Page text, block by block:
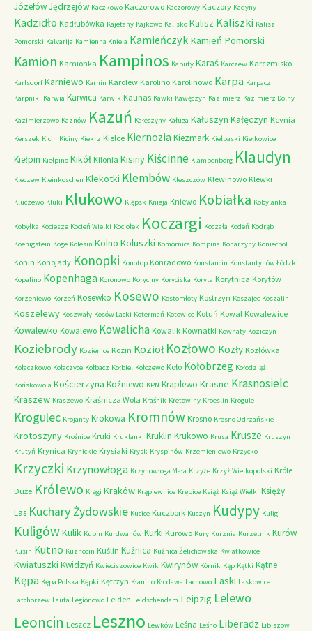
JózefówJędrzejów Kaczkowo Kaczorowo Kaczorowy Kaczory Kadyny
Kadzidło Kadłubówka Kajetany Kajkowo Kalisko Kalisz Kaliszki Kalisz
Pomorski Kalvarija Kamienna Knieja Kamieńczyk Kamień Pomorski
Kamion Kamionka Kampinos Kaputy Karaś Karczew Karczmisko
Karlsdorf Karniewo Karnin Karolew Karolino Karolinowo Karpa Karpacz
Karpniki Karwia Karwica Karwik Kaunas Kawki Kawęczyn Kazimierz Kazimierz Dolny
Kazimierzowo Kaznów Kazuń Kałeczyny Kaługa Kałuszyn Kałęczyn Kcynia
Kerszek Kicin Kiciny Kiekrz Kielce Kiernozia Kiezmark Kiełbaski Kiełkowice
Kiełpin Kiełpino Kikół Kilonia Kisiny Kiścinne Klampenborg Klaudyn
Kleczew Kleinkoschen Klekotki Klembów Kleszczów Klewinowo Klewki
Kluczewo Kluki Klukowo Klępsk Knieja Kniewo Kobiałka Kobylanka
Kobyłka Kociesze Kocień Wielki Kociołek Koczargi Koczała Kodeń Kodrąb
Koenigstein Koge Kolesin Kolno Koluszki Komornica Kompina Konarzyny Koniecpol
Konin Konojady Konopki Konotop Konradowo Konstancin Konstantynów Łódzki
Kopalino Kopenhaga Koronowo Koryciny Koryciska Koryta Korytnica Korytów
Korzeniewo Korzeń Kosewko Kosewo Kostomłoty Kostrzyn Koszajec Koszalin
Koszelewy Koszwały Kosów Lacki Kotermań Kotowice Kotuń Kowal Kowalewice
Kowalewko Kowalewo Kowalicha Kowalik Kownatki Kownaty Koziczyn
Koziebrody Kozienice Kozin Kozioł Kozłowo Kozły Kozłówka
Kołaczkowo Kołaczyce Kołbacz Kołbiel Kołczewo Koło Kołobrzeg Kołodziąż
Końskowola Kościerzyna Koźniewo KPN Kraplewo Krasne Krasnosielc
Kraszew Kraszewo Kraśnicza Wola Kraśnik Kretowiny Kroeslin Krogule
Krogulec Krojanty Krokowa Kromnów Krosno Krosno Odrzańskie
Krotoszyny Krośnice Kruki Kruklanki Kruklin Krukowo Krusa Krusze Kruszyn
Krutyń Krynica Krynickie Krysiaki Krysk Kryspinów Krzemieniewo Krzycko
Krzyczki Krzynowłoga Krzynowłoga Mała Krzyże Krzyż Wielkopolski Króle
Duże Królewo Krągi Krąków Krąpiewnice Krępice Książ Książ Wielki Księży
Las Kuchary Żydowskie Kucice Kuczbork Kuczyn Kudypy Kuligi
KuligówKulik Kupin Kurdwanów Kurki Kurowo Kury Kurznia Kurzętnik Kurów
Kusin Kutno Kuznocin Kuślin Kuźnica Kuźnica Żelichowska Kwiatkowice
Kwiatuszki Kwidzyń Kwieciszowice Kwik Kwirynów Kórnik Kąp Kątki Kątne
Kępa Kępa Polska Kępki Kętrzyn Kłanino Kłodawa Lachowo Laski Laskowice
Latchorzew Lauta Legionowo Leiden Leidschendam Leipzig Lelewo
Leoncin Leszcz Leszno Lewków Leśna Leśno Liberadz Libiszów